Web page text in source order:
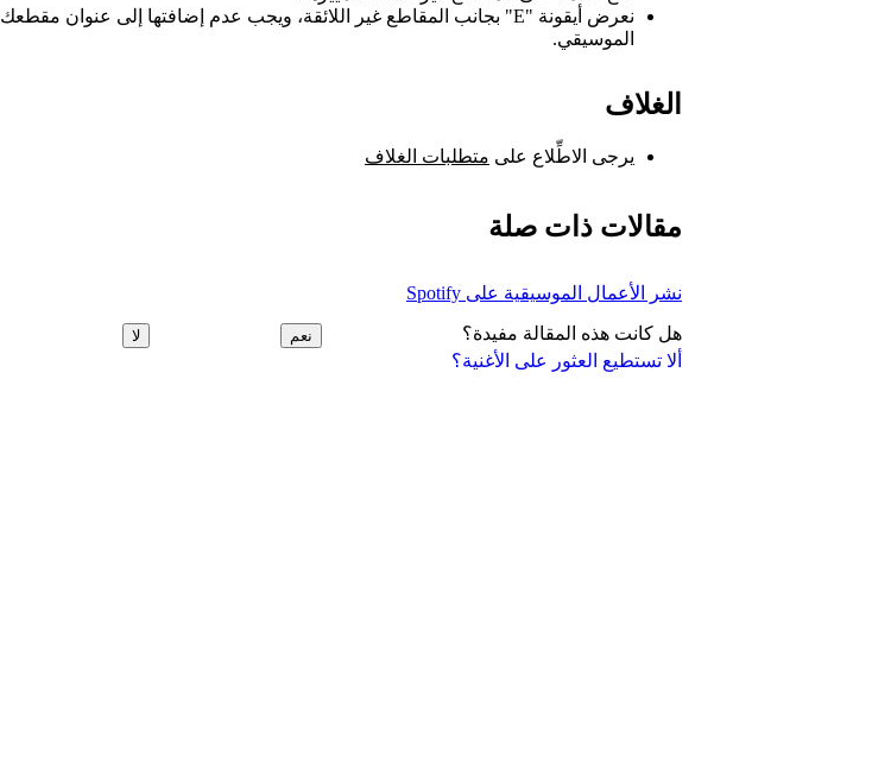
ألا تستطيع العثور على الأغنية؟
نعرض أيقونة "E" بجانب المقاطع غير اللائقة، ويجب عدم إضافتها إلى عنوان مقطعك
الموسيقي.
الغلاف
يرجى الاطِّلاع على متطلبات الغلاف
مقالات ذات صلة
نشر الأعمال الموسيقية على Spotify
هل كانت هذه المقالة مفيدة؟ نعم لا